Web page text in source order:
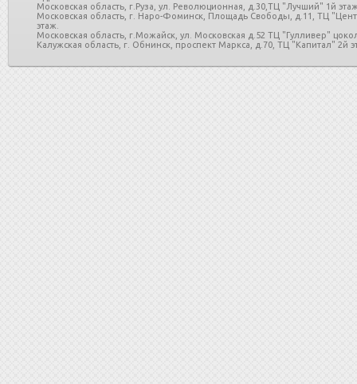
Московская область, г.Руза, ул. Революционная, д.30,ТЦ "Лучший" 1й
Московская область, г. Наро-Фоминск, Площадь Свободы, д.11, ТЦ
этаж.
Московская область, г.Можайск, ул. Московская д.52 ТЦ "Гулливер"
Калужская область, г. Обнинск, проспект Маркса, д.70, ТЦ "Капитал" 2й